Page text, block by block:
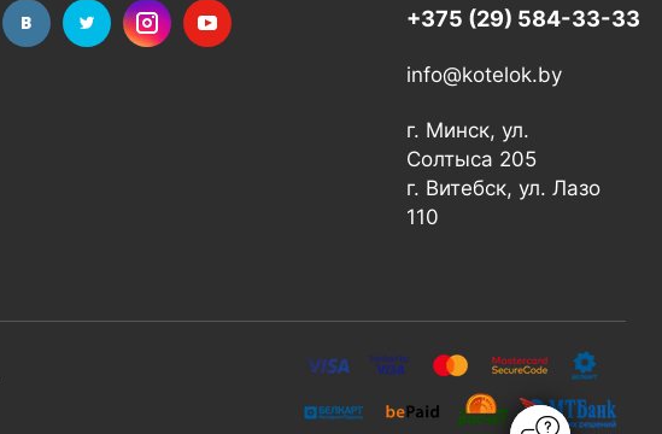
+375 (29) 584-33-33
info@kotelok.by
г. Минск, ул.
Солтыса 205
г. Витебск, ул. Лазо
110